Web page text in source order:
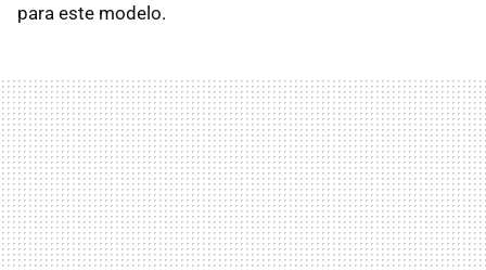
para este modelo.